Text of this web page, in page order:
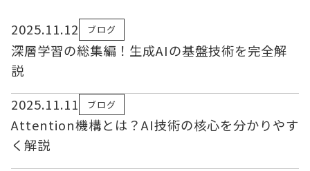
2025.11.12 ブログ
深層学習の総集編！生成AIの基盤技術を完全解
説
2025.11.11
ブログ
Attention機構とは？AI技術の核心を分かりやす
く解説